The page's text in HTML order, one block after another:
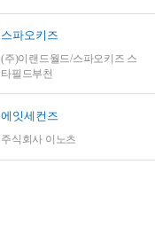
스파오키즈
(주)이랜드월드/스파오키즈 스
타필드부천
에잇세컨즈
주식회사 이노츠